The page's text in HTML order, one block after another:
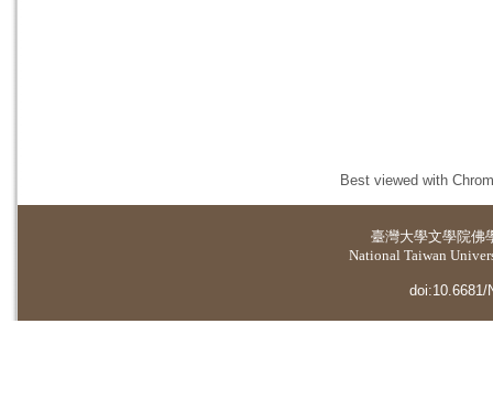
Best viewed with
臺灣大學文學院佛
National Taiwan
doi:10.6681/